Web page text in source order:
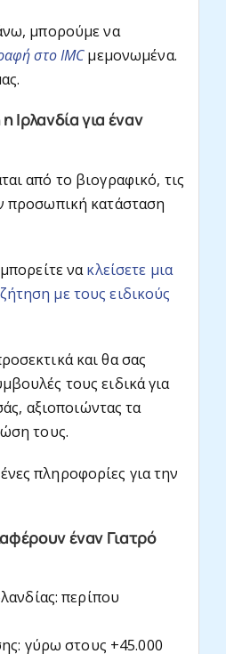
μπορούμε να
στο IMCμεμονωμένα.
Ιρλανδία για έναν
από το βιογραφικό, τις
προσωπική κατάσταση
νακλείσετε μια
με τους ειδικούς
και θα σας
τους ειδικά για
αξιοποιώντας τα
τους.
πληροφορίες για την
έναν Γιατρό
περίπου
γύρω στους +45.000